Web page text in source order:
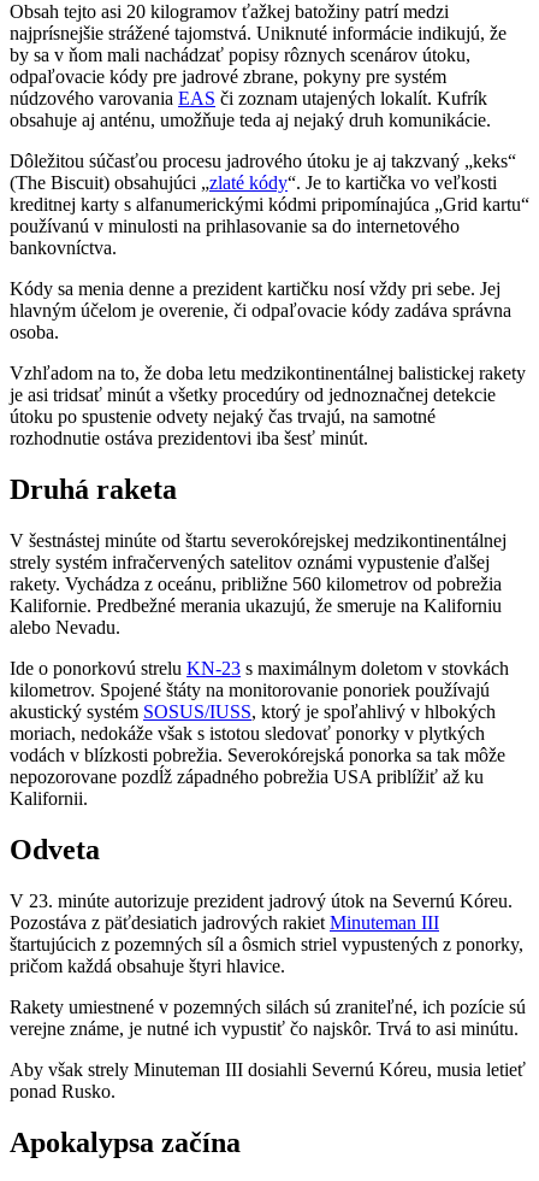
Obsah tejto asi 20 kilogramov ťažkej batožiny patrí medzi
najprísnejšie strážené tajomstvá. Uniknuté informácie indikujú, že
by sa v ňom mali nachádzať popisy rôznych scenárov útoku,
odpaľovacie kódy pre jadrové zbrane, pokyny pre systém
núdzového varovania EAS či zoznam utajených lokalít. Kufrík
obsahuje aj anténu, umožňuje teda aj nejaký druh komunikácie.
Dôležitou súčasťou procesu jadrového útoku je aj takzvaný „keks“
(The Biscuit) obsahujúci „zlaté kódy“. Je to kartička vo veľkosti
kreditnej karty s alfanumerickými kódmi pripomínajúca „Grid kartu“
používanú v minulosti na prihlasovanie sa do internetového
bankovníctva.
Kódy sa menia denne a prezident kartičku nosí vždy pri sebe. Jej
hlavným účelom je overenie, či odpaľovacie kódy zadáva správna
osoba.
Vzhľadom na to, že doba letu medzikontinentálnej balistickej rakety
je asi tridsať minút a všetky procedúry od jednoznačnej detekcie
útoku po spustenie odvety nejaký čas trvajú, na samotné
rozhodnutie ostáva prezidentovi iba šesť minút.
Druhá raketa
V šestnástej minúte od štartu severokórejskej medzikontinentálnej
strely systém infračervených satelitov oznámi vypustenie ďalšej
rakety. Vychádza z oceánu, približne 560 kilometrov od pobrežia
Kalifornie. Predbežné merania ukazujú, že smeruje na Kaliforniu
alebo Nevadu.
Ide o ponorkovú strelu KN-23 s maximálnym doletom v stovkách
kilometrov. Spojené štáty na monitorovanie ponoriek používajú
akustický systém SOSUS/IUSS, ktorý je spoľahlivý v hlbokých
moriach, nedokáže však s istotou sledovať ponorky v plytkých
vodách v blízkosti pobrežia. Severokórejská ponorka sa tak môže
nepozorovane pozdĺž západného pobrežia USA priblížiť až ku
Kalifornii.
Odveta
V 23. minúte autorizuje prezident jadrový útok na Severnú Kóreu.
Pozostáva z päťdesiatich jadrových rakiet Minuteman III
štartujúcich z pozemných síl a ôsmich striel vypustených z ponorky,
pričom každá obsahuje štyri hlavice.
Rakety umiestnené v pozemných silách sú zraniteľné, ich pozície sú
verejne známe, je nutné ich vypustiť čo najskôr. Trvá to asi minútu.
Aby však strely Minuteman III dosiahli Severnú Kóreu, musia letieť
ponad Rusko.
Apokalypsa začína